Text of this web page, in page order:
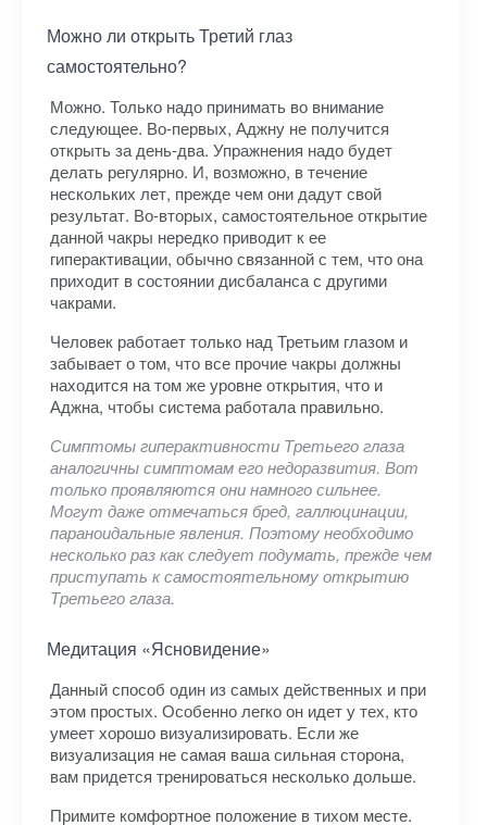
Можно ли открыть Третий глаз
самостоятельно?
Можно. Только надо принимать во внимание
следующее. Во-первых, Аджну не получится
открыть за день-два. Упражнения надо будет
делать регулярно. И, возможно, в течение
нескольких лет, прежде чем они дадут свой
результат. Во-вторых, самостоятельное открытие
данной чакры нередко приводит к ее
гиперактивации, обычно связанной с тем, что она
приходит в состоянии дисбаланса с другими
чакрами.
Человек работает только над Третьим глазом и
забывает о том, что все прочие чакры должны
находится на том же уровне открытия, что и
Аджна, чтобы система работала правильно.
Симптомы гиперактивности Третьего глаза
аналогичны симптомам его недоразвития. Вот
только проявляются они намного сильнее.
Могут даже отмечаться бред, галлюцинации,
параноидальные явления. Поэтому необходимо
несколько раз как следует подумать, прежде чем
приступать к самостоятельному открытию
Третьего глаза.
Медитация «Ясновидение»
Данный способ один из самых действенных и при
этом простых. Особенно легко он идет у тех, кто
умеет хорошо визуализировать. Если же
визуализация не самая ваша сильная сторона,
вам придется тренироваться несколько дольше.
Примите комфортное положение в тихом месте.